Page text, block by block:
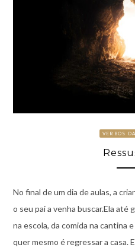
VERBOS
No final de um dia de aulas, a
o seu pai a venha buscar.Ela até
na escola, da comida na cantina
quer mesmo é regressar a casa.